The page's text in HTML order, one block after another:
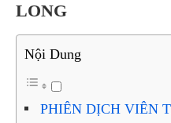
LONG
Nội Dung
PHIÊN DỊCH VIÊN